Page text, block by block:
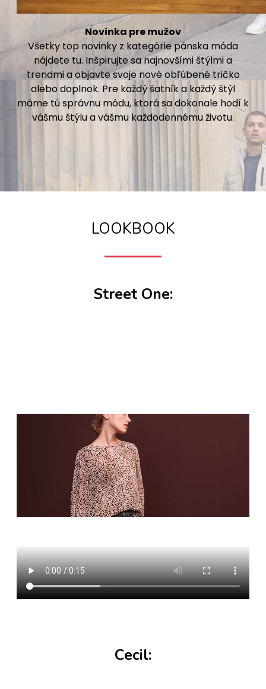
Novinka pre mužov
Všetky top novinky z kategórie pánska móda
nájdete tu. Inšpirujte sa najnovšími štýlmi a
trendmi a objavte svoje nové obľúbené tričko
alebo doplnok. Pre každý šatník a každý štýl
máme tú správnu módu, ktorá sa dokonale hodí k
vášmu štýlu a vášmu každodennému životu.
LOOKBOOK
Street One:
Cecil: